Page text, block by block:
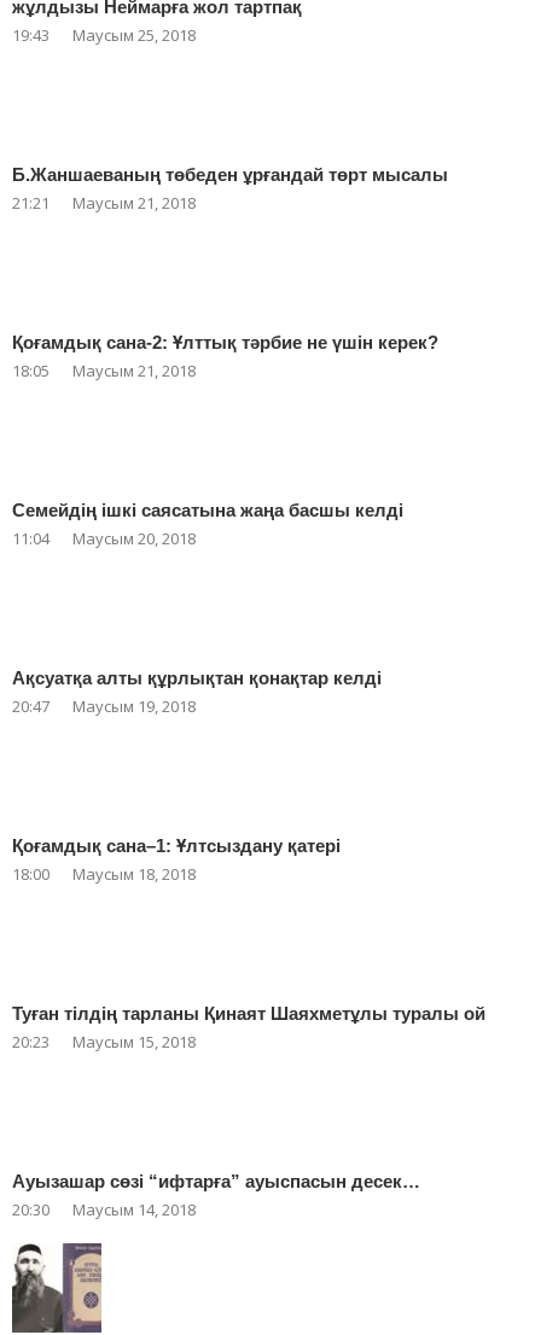
жұлдызы Неймарға жол тартпақ
19:43 Маусым 25, 2018
Б.Жаншаеваның төбеден ұрғандай төрт мысалы
21:21 Маусым 21, 2018
Қоғамдық сана-2: Ұлттық тәрбие не үшін керек?
18:05 Маусым 21, 2018
Семейдің ішкі саясатына жаңа басшы келді
11:04 Маусым 20, 2018
Ақсуатқа алты құрлықтан қонақтар келді
20:47 Маусым 19, 2018
Қоғамдық сана–1: Ұлтсыздану қатері
18:00 Маусым 18, 2018
Туған тілдің тарланы Қинаят Шаяхметұлы туралы ой
20:23 Маусым 15, 2018
Ауызашар сөзі “ифтарға” ауыспасын десек…
20:30 Маусым 14, 2018